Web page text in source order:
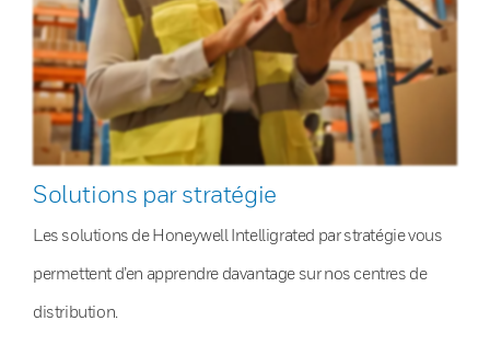
Solutions par stratégie
Les solutions de Honeywell Intelligrated par stratégie vous
permettent d’en apprendre davantage sur nos centres de
distribution.